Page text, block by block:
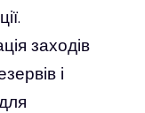
заходів
і